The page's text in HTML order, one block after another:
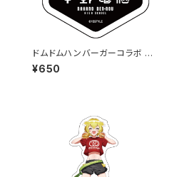
ドムドムハンバーガーコラボ ア
クリルチャーム (ネオナカノエリ
ア)
¥650